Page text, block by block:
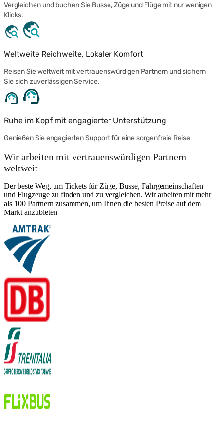
Vergleichen und buchen Sie Busse, Züge und Flüge mit nur wenigen
Klicks.
Weltweite Reichweite, Lokaler Komfort
Reisen Sie weltweit mit vertrauenswürdigen Partnern und sichern
Sie sich zuverlässigen Service.
Ruhe im Kopf mit engagierter Unterstützung
Genießen Sie engagierten Support für eine sorgenfreie Reise
Wir arbeiten mit vertrauenswürdigen Partnern
weltweit
Der beste Weg, um Tickets für Züge, Busse, Fahrgemeinschaften
und Flugzeuge zu finden und zu vergleichen. Wir arbeiten mit mehr
als 100 Partnern zusammen, um Ihnen die besten Preise auf dem
Markt anzubieten